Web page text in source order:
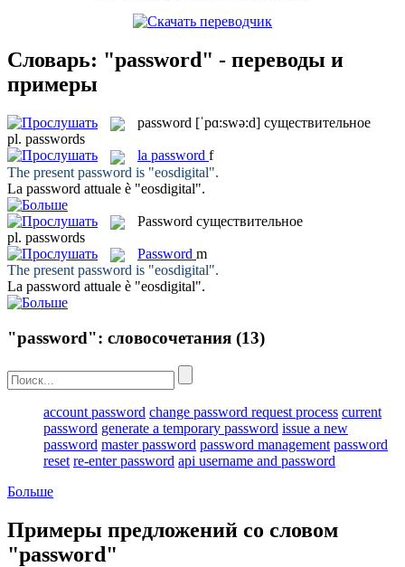
Словарь: "password" - переводы и
примеры
password [ˈpɑ:swə:d] существительное
pl. passwords
la password f
The present password is "eosdigital".
La password attuale è "eosdigital".
Password существительное
pl. passwords
Password m
The present password is "eosdigital".
La password attuale è "eosdigital".
"password": словосочетания (13)
account password change password request process current
password generate a temporary password issue a new
password master password password management password
reset re-enter password api username and password
Больше
Примеры предложений со словом
"password"